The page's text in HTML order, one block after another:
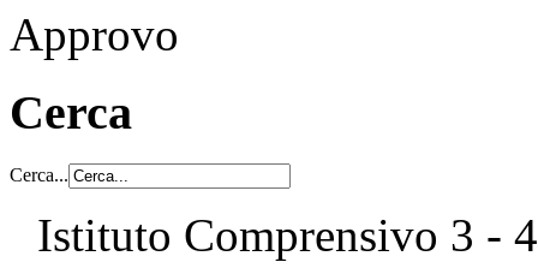
Approvo
Cerca
Cerca...
Istituto Comprensivo 3 -